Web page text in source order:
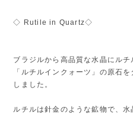
◇ Rutile in Quartz◇
ブラジルから高品質な水晶にルチ
「ルチルインクォーツ」の原石
しました。
ルチルは針金のような鉱物で、